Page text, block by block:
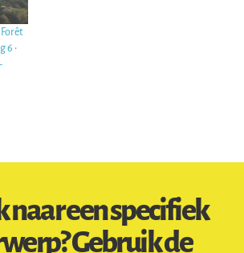
6 •
naar een specifiek
Gebruik de